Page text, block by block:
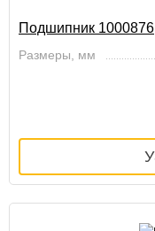
Подшипник 1000876
Размеры, мм